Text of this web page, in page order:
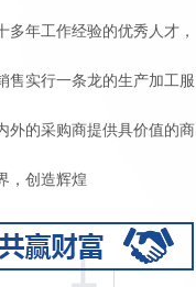
年工作经验的优秀人才，
售实行一条龙的生产加工服
外的采购商提供具价值的商
，创造辉煌